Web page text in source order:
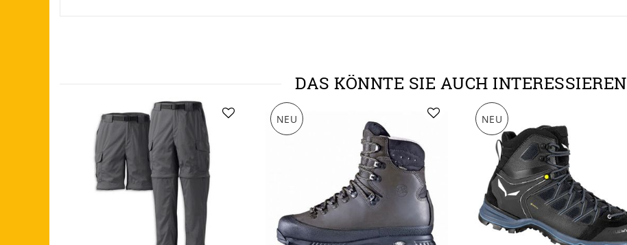
DAS KÖNNTE SIE AUCH INTERESSIEREN
NEU NEU